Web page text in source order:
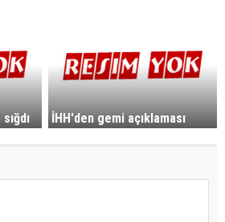
İHH'den gemi açıklaması